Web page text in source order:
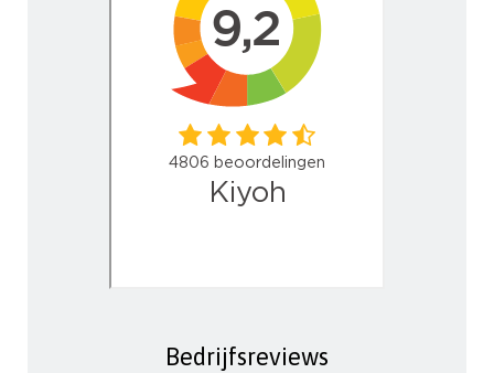
Bedrijfsreviews